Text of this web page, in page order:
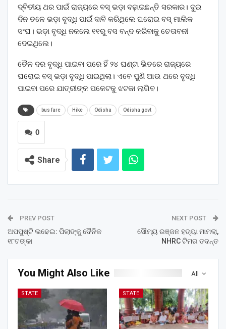
ଦ୍ବିତୀୟ ଥର ପାଇଁ ରାଜ୍ୟରେ ବସ୍ ଭଡ଼ା ବଢ଼ାଇଛନ୍ତି ସରକାର। ଦୁଇ
ଦିନ ତଳେ ଭଡ଼ା ବୃଦ୍ଧି ପାଇଁ ଦାବି କରିଥିଲେ ଘରୋଇ ବସ୍ ମାଲିକ
ସଂଘ। ଭଡ଼ା ବୃଦ୍ଧି ନକଲେ ୧୧ରୁ ବସ ବନ୍ଦ କରିବାକୁ ଚେତାବନୀ
ଦେଇଥିଲେ।
ତୈଳ ଦର ବୃଦ୍ଧି ପାଇବା ପରେ ହିଁ ୨୪ ଘଣ୍ଟା ଭିତରେ ରାଜ୍ୟରେ
ଘରୋଇ ବସ୍ ଭଡ଼ା ବୃଦ୍ଧି ପାଇଥିଲା। ଏବେ ପୁଣି ଆଉ ଥରେ ବୃଦ୍ଧି
ପାଇବା ପରେ ଯାତ୍ରୀଙ୍କ ପକେଟକୁ ଝଟକା ଲାଗିବ।
bus fare Hike Odisha Odisha govt
0
Share
PREV POST
ଅପପୁଷ୍ଟି ଲଢେଇ: ପିଲାଙ୍କୁ ଦୈନିକ
୧୮ଟଙ୍କା
NEXT POST
ସୌମ୍ୟ ରଞ୍ଜନ ହତ୍ୟା ମାମଲା,
NHRC ଟିମର ତଦନ୍ତ
All
You Might Also Like
STATE STATE